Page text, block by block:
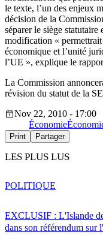
le texte, l’un des enjeux
décision de la
séparer le siège
modification «
économique et l’unité
l’UE », explique le
La Commission
révision du statut de la
Nov 22, 2010 - 17:00
Économie
Print Partager
LES PLUS LUS
EXCLUSIF : L'Islande
dans son référendum sur
POLITIQUE